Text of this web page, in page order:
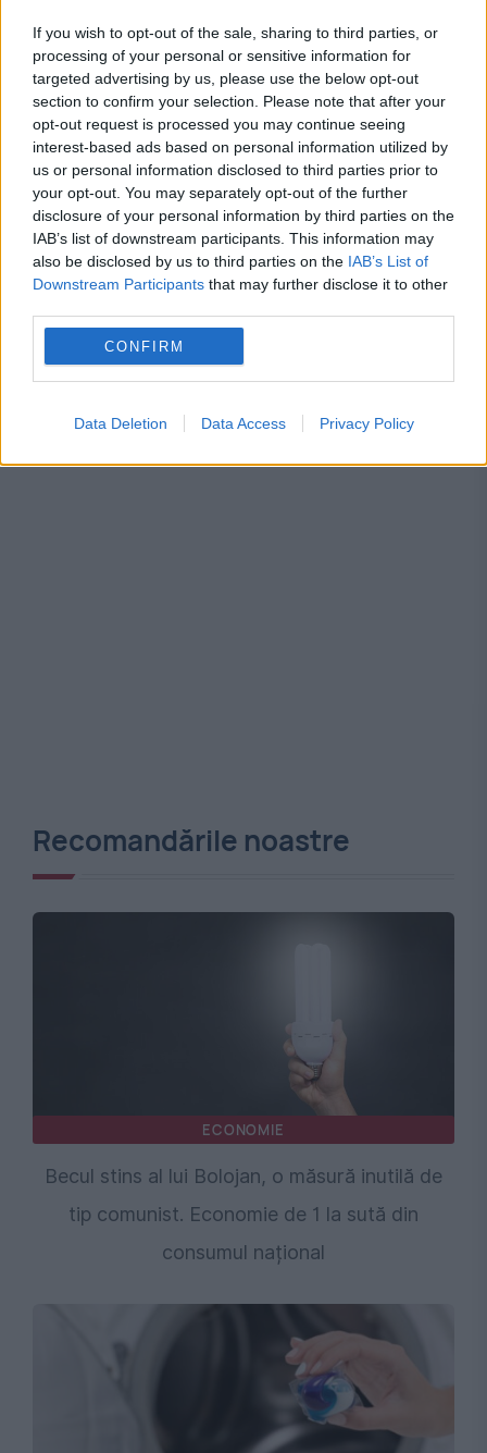
If you wish to opt-out of the sale, sharing to third parties, or
processing of your personal or sensitive information for
targeted advertising by us, please use the below opt-out
section to confirm your selection. Please note that after your
opt-out request is processed you may continue seeing
interest-based ads based on personal information utilized by
us or personal information disclosed to third parties prior to
your opt-out. You may separately opt-out of the further
disclosure of your personal information by third parties on the
IAB’s list of downstream participants. This information may
also be disclosed by us to third parties on the IAB’s List of
Downstream Participants that may further disclose it to other
CONFIRM
Data Deletion Data Access Privacy Policy
Locuiești la bloc? 10 reguli pe care mulți
proprietari le înțeleg greșit și ajung să
plătească mai mult.Ce spune legea
Concediu 2026. Dreptul pe care mulți
salariați nu îl cunosc. Când se pot pierde
zilele de concediu și când nu
consum directiva
Recomandările noastre
ECONOMIE
Becul stins al lui Bolojan, o măsură inutilă de
tip comunist. Economie de 1 la sută din
consumul național